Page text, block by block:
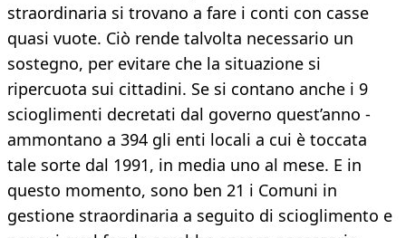
straordinaria si trovano a fare i conti con casse
quasi vuote. Ciò rende talvolta necessario un
sostegno, per evitare che la situazione si
ripercuota sui cittadini. Se si contano anche i 9
scioglimenti decretati dal governo quest’anno -
ammontano a 394 gli enti locali a cui è toccata
tale sorte dal 1991, in media uno al mese. E in
questo momento, sono ben 21 i Comuni in
gestione straordinaria a seguito di scioglimento e